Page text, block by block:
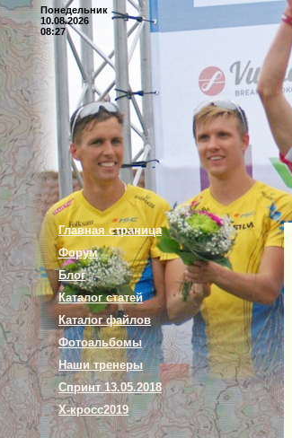
Понедельник
10.08.2026
08:27
Главная страница
Форум
Блог
Каталог статей
Каталог файлов
Фотоальбомы
Наши тренеры
Спринт 13.05.2018
Х-кросс2019